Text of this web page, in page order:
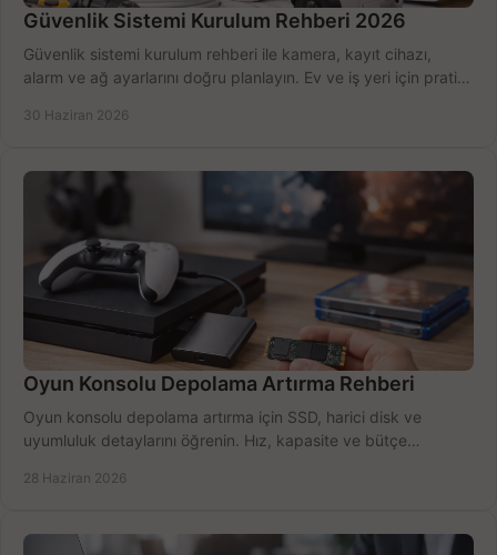
Güvenlik Sistemi Kurulum Rehberi 2026
Güvenlik sistemi kurulum rehberi ile kamera, kayıt cihazı,
alarm ve ağ ayarlarını doğru planlayın. Ev ve iş yeri için pratik
30 Haziran 2026
Oyun Konsolu Depolama Artırma Rehberi
Oyun konsolu depolama artırma için SSD, harici disk ve
uyumluluk detaylarını öğrenin. Hız, kapasite ve bütçe
28 Haziran 2026